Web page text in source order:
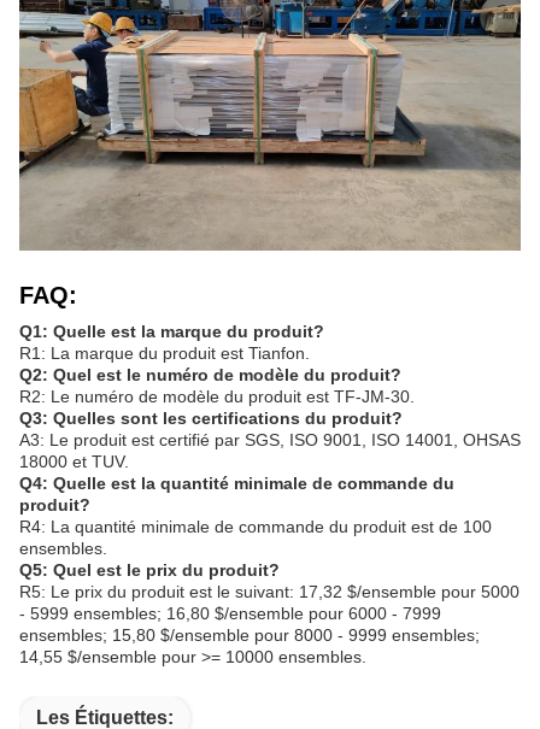
FAQ:
Q1: Quelle est la marque du produit?
R1: La marque du produit est Tianfon.
Q2: Quel est le numéro de modèle du produit?
R2: Le numéro de modèle du produit est TF-JM-30.
Q3: Quelles sont les certifications du produit?
A3: Le produit est certifié par SGS, ISO 9001, ISO 14001, OHSAS
18000 et TUV.
Q4: Quelle est la quantité minimale de commande du
produit?
R4: La quantité minimale de commande du produit est de 100
ensembles.
Q5: Quel est le prix du produit?
R5: Le prix du produit est le suivant: 17,32 $/ensemble pour 5000
- 5999 ensembles; 16,80 $/ensemble pour 6000 - 7999
ensembles; 15,80 $/ensemble pour 8000 - 9999 ensembles;
14,55 $/ensemble pour >= 10000 ensembles.
Les Étiquettes: